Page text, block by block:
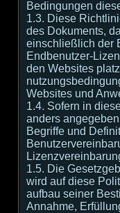
Bedingungen
1.3. Diese
des Dokuments,
einschließlich der
Endbenutzer-
den Websites
Websites und
1.4. Sofern in
anders
Begriffe und
1.5. Die
wird auf diese
aufbau seiner
Annahme,